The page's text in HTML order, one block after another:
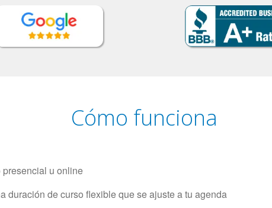
Cómo funciona
u online
duración de curso flexible que se ajuste a tu agenda